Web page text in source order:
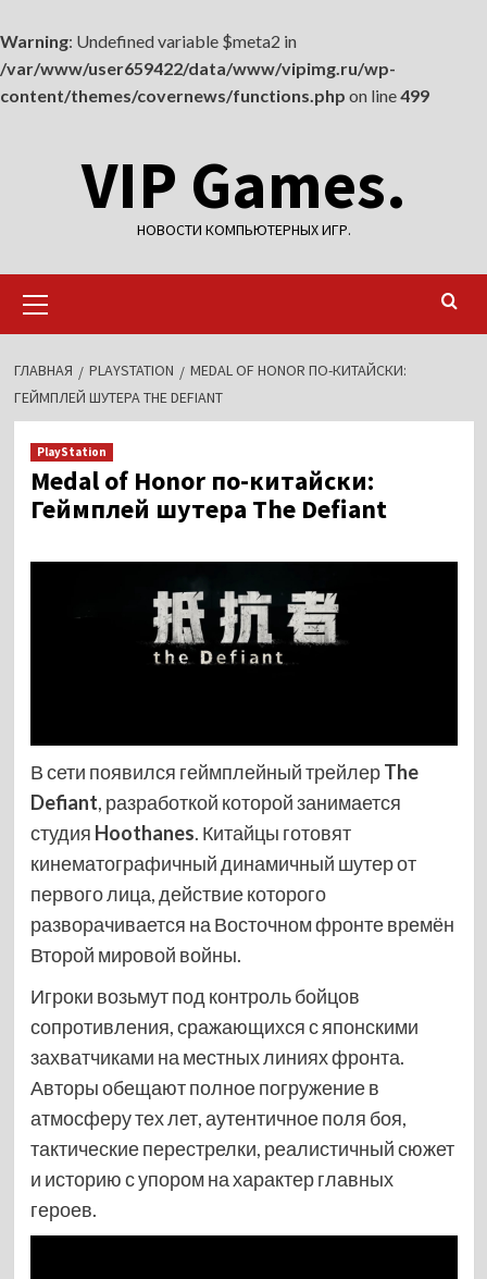
Warning: Undefined variable $meta2 in
/var/www/user659422/data/www/vipimg.ru/wp-
content/themes/covernews/functions.php on line499
содержимомуVIP Games.
НОВОСТИ КОМПЬЮТЕРНЫХ ИГР.
меню
ГЛАВНАЯ PLAYSTATION
MEDAL OF HONOR ПО-КИТАЙСКИ:
ГЕЙМПЛЕЙ ШУТЕРА THE DEFIANT
PlayStation
Medal of Honor по-китайски:
Геймплей шутера The Defiant
В сети появился геймплейный трейлерThe
Defiant, разработкой которой занимается
студия Hoothanes. Китайцы готовят
кинематографичный динамичный шутер от
первого лица, действие которого
разворачивается на Восточном фронте времён
Второй мировой войны.
Игроки возьмут под контроль бойцов
сопротивления, сражающихся с японскими
захватчиками на местных линиях фронта.
Авторы обещают полное погружение в
атмосферу тех лет, аутентичное поля боя,
тактические перестрелки, реалистичный сюжет
и историю с упором на характер главных
героев.